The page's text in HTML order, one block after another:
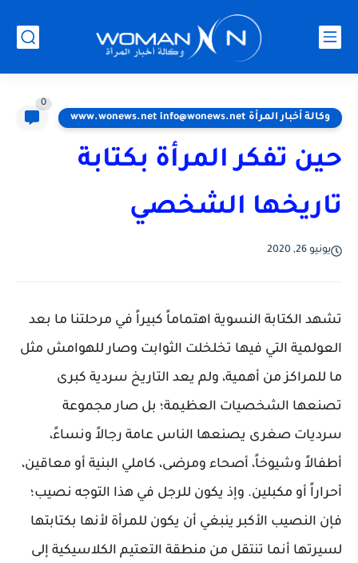
وكالة أخبار المرأة www.wonews.net info@wonews.net
0
حين تفكر المرأة بكتابة
تاريخها الشخصي
يونيو 26, 2020
تشهد الكتابة النسوية اهتماماً كبيراً في مرحلتنا ما بعد
العولمية التي فيها تخلخلت الثوابت وصار للهوامش مثل
ما للمراكز من أهمية، ولم يعد التاريخ سردية كبرى
تصنعها الشخصيات العظيمة؛ بل صار مجموعة
سرديات صغرى يصنعها الناس عامة رجالاً ونساءً،
أطفالاً وشيوخاً، أصحاء ومرضى، كاملي البنية أو معاقين،
أحراراً أو مكبلين. وإذ يكون للرجل في هذا التوجه نصيب؛
فإن النصيب الأكبر ينبغي أن يكون للمرأة لأنها بكتابتها
لسيرتها أنما تنتقل من منطقة التعتيم الكلاسيكية إلى